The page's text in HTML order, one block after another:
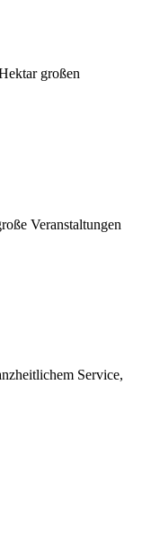
großen
Veranstaltungen
Service,